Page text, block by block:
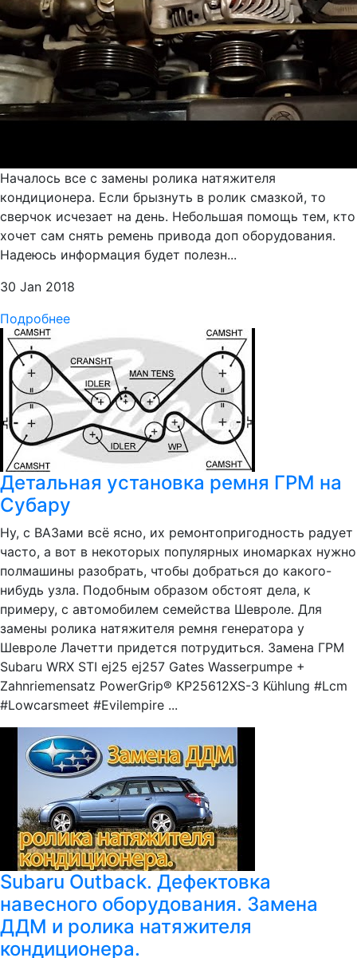
Началось все с замены ролика натяжителя
кондиционера. Если брызнуть в ролик смазкой, то
сверчок исчезает на день. Небольшая помощь тем, кто
хочет сам снять ремень привода доп оборудования.
Надеюсь информация будет полезн...
30 Jan 2018
Подробнее
Детальная установка ремня ГРМ на
Субару
Ну, с ВАЗами всё ясно, их ремонтопригодность радует
часто, а вот в некоторых популярных иномарках нужно
полмашины разобрать, чтобы добраться до какого-
нибудь узла. Подобным образом обстоят дела, к
примеру, с автомобилем семейства Шевроле. Для
замены ролика натяжителя ремня генератора у
Шевроле Лачетти придется потрудиться. Замена ГРМ
Subaru WRX STI ej25 ej257 Gates Wasserpumpe +
Zahnriemensatz PowerGrip® KP25612XS-3 Kühlung #Lcm
#Lowcarsmeet #Evilempire ...
Subaru Outback. Дефектовка
навесного оборудования. Замена
ДДМ и ролика натяжителя
кондиционера.